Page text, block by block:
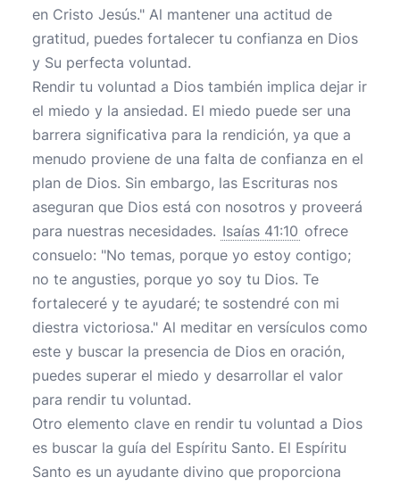
en Cristo Jesús." Al mantener una actitud de
gratitud, puedes fortalecer tu confianza en Dios
y Su perfecta voluntad.
Rendir tu voluntad a Dios también implica dejar ir
el miedo y la ansiedad. El miedo puede ser una
barrera significativa para la rendición, ya que a
menudo proviene de una falta de confianza en el
plan de Dios. Sin embargo, las Escrituras nos
aseguran que Dios está con nosotros y proveerá
para nuestras necesidades. Isaías 41:10 ofrece
consuelo: "No temas, porque yo estoy contigo;
no te angusties, porque yo soy tu Dios. Te
fortaleceré y te ayudaré; te sostendré con mi
diestra victoriosa." Al meditar en versículos como
este y buscar la presencia de Dios en oración,
puedes superar el miedo y desarrollar el valor
para rendir tu voluntad.
Otro elemento clave en rendir tu voluntad a Dios
es buscar la guía del Espíritu Santo. El Espíritu
Santo es un ayudante divino que proporciona